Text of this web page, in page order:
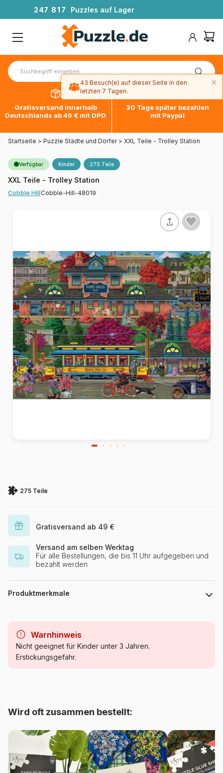
247 81 7 Puzzles auf Lager
Gratisversand innerhalb
Deutschlands ab 49 € mit DPD
30 Tage später bezahlen
mit Paypal
Startseite > Puzzle Städte und Dörfer > XXL Teile - Trolley Station
Verfügbar Kinder 275 Teile
XXL Teile - Trolley Station
Cobble Hill Cobble-Hill-48019
275 Teile
Gratisversand ab 49 €
Versand am selben Werktag
Für alle Bestellungen, die bis 11 Uhr aufgegeben und
bezahlt werden
Produktmerkmale
Kategorie Puzzle Städte und Dörfer
625012480192
Teileanzahl 275 Teile
Warnhinweis
Nicht geeignet für Kinder unter 3 Jahren.
Erstickungsgefahr.
Wird oft zusammen bestellt:
×
43 Besuch(e) auf dieser Seite in den
letzten 7 Tagen.